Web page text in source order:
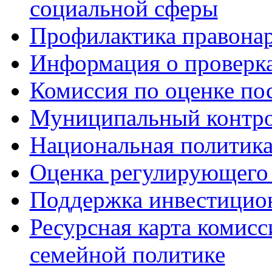
социальной сферы
Профилактика
Информация о
Комиссия по оценке
Муниципальный
Национальная
Оценка регулирующего
Поддержка
Ресурсная карта
семейной политике